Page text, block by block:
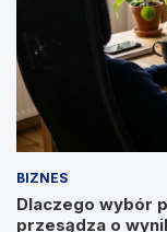
BIZNES
Dlaczego wybór
przesądza o